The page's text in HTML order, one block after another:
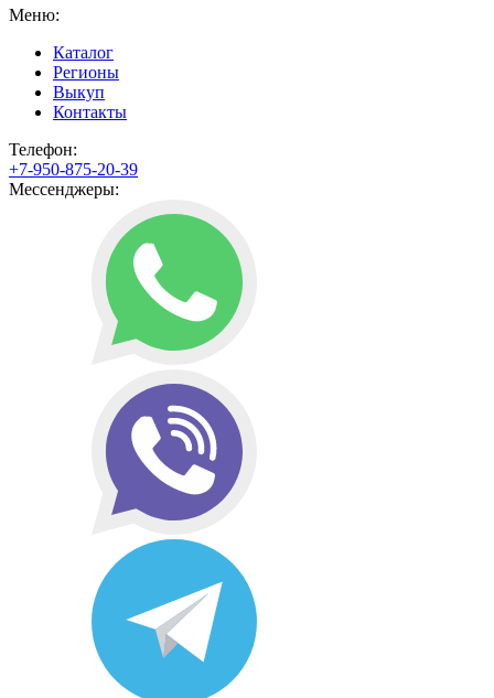
Меню:
Каталог
Регионы
Выкуп
Контакты
Телефон:
+7-950-875-20-39
Мессенджеры: